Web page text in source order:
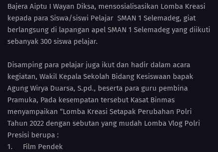
Bajera Aiptu I Wayan Diksa, mensosialisasikan Lomba Kreasi
kepada para Siswa/siswi Pelajar SMAN 1 Selemadeg, giat
berlangsung di lapangan apel SMAN 1 Selemadeg yang diikuti
sebanyak 300 siswa pelajar.
Disamping para pelajar juga ikut dan hadir dalam acara
kegiatan, Wakil Kepala Sekolah Bidang Kesiswaan bapak
Agung Wirya Duarsa, S.pd., beserta para guru pembina
Pramuka, Pada kesempatan tersebut Kasat Binmas
menyampaikan “Lomba Kreasi Setapak Perubahan Polri
Tahun 2022 dengan sebutan yang mudah Lomba Vlog Polri
Presisi berupa :
1.
Film Pendek